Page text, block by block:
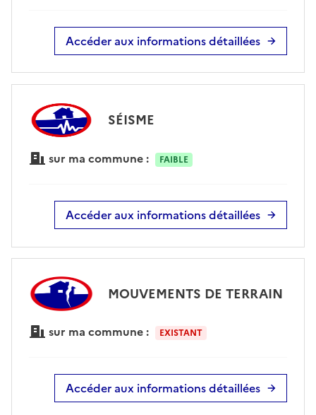
Accéder aux informations détaillées
SÉISME
sur ma commune : FAIBLE
Accéder aux informations détaillées
MOUVEMENTS DE TERRAIN
sur ma commune : EXISTANT
Accéder aux informations détaillées